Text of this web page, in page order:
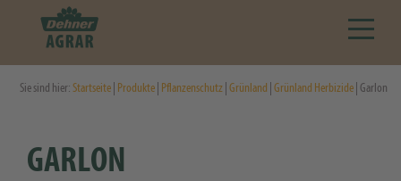
Sie sind hier:Startseite Produkte Pflanzenschutz Grünland Grünland Herbizide | Garlon
GARLON